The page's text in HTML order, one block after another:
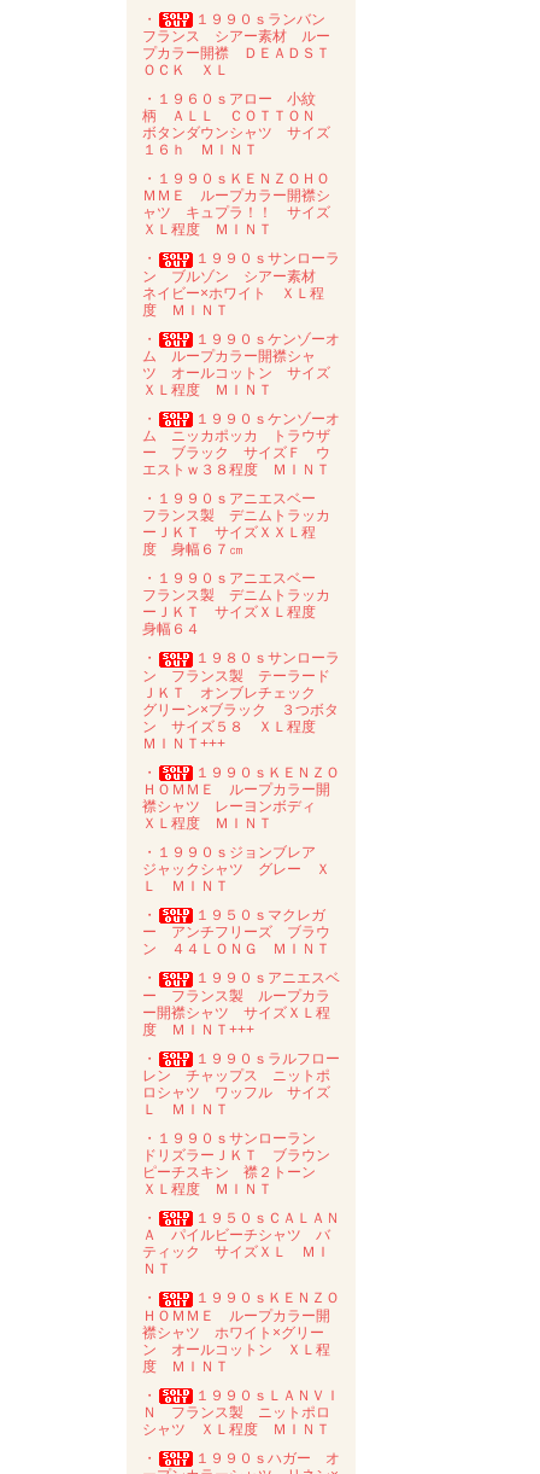
・
１９９０ｓランバン
フランス シアー素材 ルー
プカラー開襟 ＤＥＡＤＳＴ
ＯＣＫ ＸＬ
・１９６０ｓアロー 小紋
柄 ＡＬＬ ＣＯＴＴＯＮ
ボタンダウンシャツ サイズ
１６ｈ ＭＩＮＴ
・１９９０ｓＫＥＮＺＯＨＯ
ＭＭＥ ループカラー開襟シ
ャツ キュプラ！！ サイズ
ＸＬ程度 ＭＩＮＴ
・
１９９０ｓサンローラ
ン ブルゾン シアー素材
ネイビー×ホワイト ＸＬ程
度 ＭＩＮＴ
・
１９９０ｓケンゾーオ
ム ループカラー開襟シャ
ツ オールコットン サイズ
ＸＬ程度 ＭＩＮＴ
・
１９９０ｓケンゾーオ
ム ニッカポッカ トラウザ
ー ブラック サイズＦ ウ
エストｗ３８程度 ＭＩＮＴ
・１９９０ｓアニエスベー
フランス製 デニムトラッカ
ーＪＫＴ サイズＸＸＬ程
度 身幅６７㎝
・１９９０ｓアニエスベー
フランス製 デニムトラッカ
ーＪＫＴ サイズＸＬ程度
身幅６４
・
１９８０ｓサンローラ
ン フランス製 テーラード
ＪＫＴ オンブレチェック
グリーン×ブラック ３つボタ
ン サイズ５８ ＸＬ程度
ＭＩＮＴ+++
・
１９９０ｓＫＥＮＺＯ
ＨＯＭＭＥ ループカラー開
襟シャツ レーヨンボディ
ＸＬ程度 ＭＩＮＴ
・１９９０ｓジョンブレア
ジャックシャツ グレー Ｘ
Ｌ ＭＩＮＴ
・
１９５０ｓマクレガ
ー アンチフリーズ ブラウ
ン ４４ＬＯＮＧ ＭＩＮＴ
・
１９９０ｓアニエスベ
ー フランス製 ループカラ
ー開襟シャツ サイズＸＬ程
度 ＭＩＮＴ+++
・
１９９０ｓラルフロー
レン チャップス ニットポ
ロシャツ ワッフル サイズ
Ｌ ＭＩＮＴ
・１９９０ｓサンローラン
ドリズラーＪＫＴ ブラウン
ピーチスキン 襟２トーン
ＸＬ程度 ＭＩＮＴ
・
１９５０ｓＣＡＬＡＮ
Ａ パイルビーチシャツ バ
ティック サイズＸＬ ＭＩ
ＮＴ
・
１９９０ｓＫＥＮＺＯ
ＨＯＭＭＥ ループカラー開
襟シャツ ホワイト×グリー
ン オールコットン ＸＬ程
度 ＭＩＮＴ
・
１９９０ｓＬＡＮＶＩ
Ｎ フランス製 ニットポロ
シャツ ＸＬ程度 ＭＩＮＴ
・
１９９０ｓハガー オ